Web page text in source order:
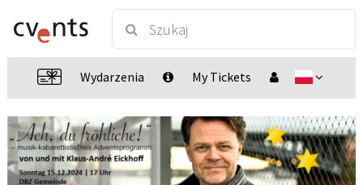
Wydarzenia My Tickets